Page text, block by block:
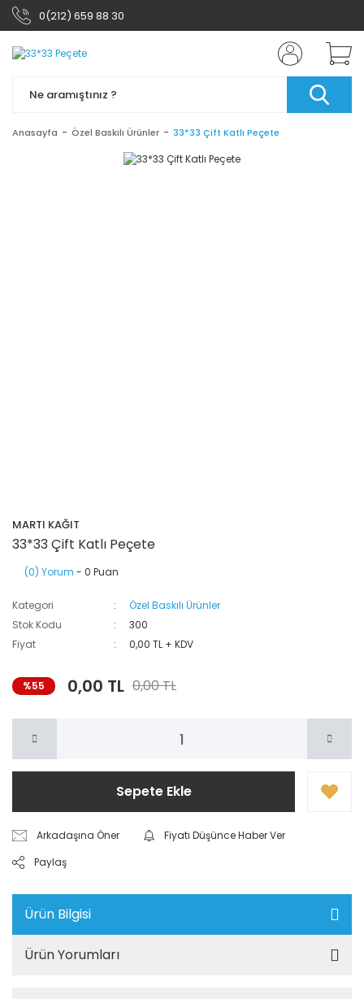
0(212) 659 88 30
Anasayfa Özel Baskılı Ürünler 33*33 Çift Katlı Peçete
MARTI KAĞIT
33*33 Çift Katlı Peçete
(0) Yorum - 0 Puan
Kategori
Özel Baskılı Ürünler
Stok Kodu
300
Fiyat
0,00 TL + KDV
%55 0,00 TL 0,00 TL
Sepete Ekle
Arkadaşına Öner
Fiyatı Düşünce Haber Ver
Paylaş
Ürün Bilgisi
Ürün Yorumları